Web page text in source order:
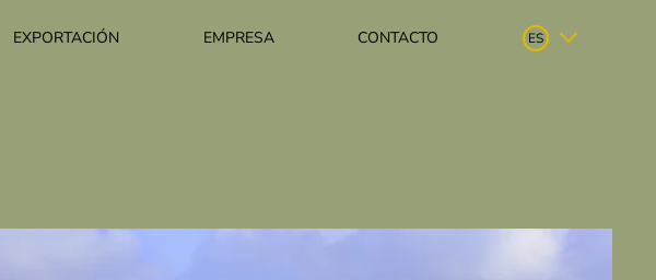
EXPORTACIÓN EMPRESA CONTACTO ES